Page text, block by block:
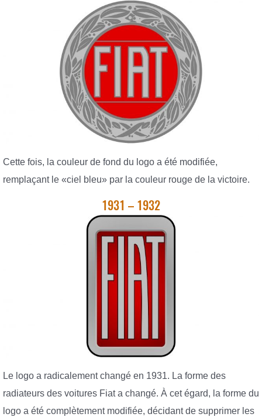
Cette fois, la couleur de fond du logo a été modifiée,
remplaçant le «ciel bleu» par la couleur rouge de la victoire.
1931 – 1932
Le logo a radicalement changé en 1931. La forme des
radiateurs des voitures Fiat a changé. À cet égard, la forme du
logo a été complètement modifiée, décidant de supprimer les